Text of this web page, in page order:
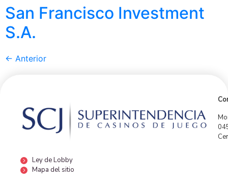
San Francisco Investment
S.A.
← Anterior
Ley de Lobby
Mapa del sitio